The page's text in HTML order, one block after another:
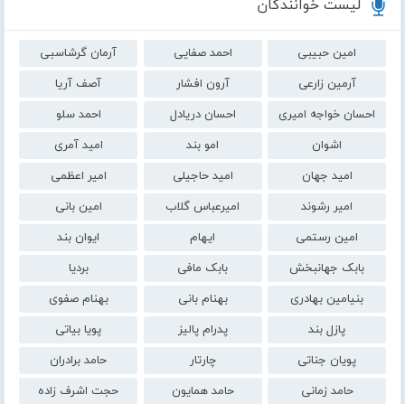
لیست خوانندگان
امین حبیبی احمد صفایی
آرمان گرشاسبی
آرمین زارعی
آرون افشار
آصف آریا
احسان خواجه امیری
احسان دریادل
احمد سلو
اشوان
امو بند
امید آمری
امید جهان
امید حاجیلی
امیر اعظمی
امیر رشوند
امیرعباس گلاب
امین بانی
امین رستمی
ایهام
ایوان بند
بابک جهانبخش
بابک مافی
بردیا
بنیامین بهادری
بهنام بانی
بهنام صفوی
پازل بند
پدرام پالیز
پویا بیاتی
پویان جناتی
چارتار
حامد برادران
حامد زمانی
حامد همایون
حجت اشرف زاده